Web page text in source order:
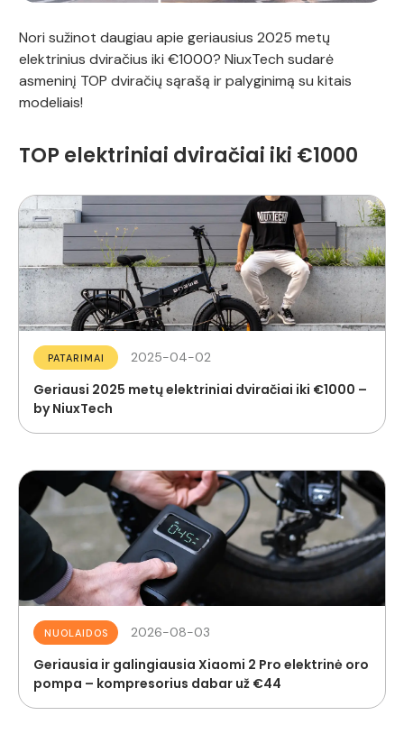
Nori sužinot daugiau apie geriausius 2025 metų
elektrinius dviračius iki €1000? NiuxTech sudarė
asmeninį TOP dviračių sąrašą ir palyginimą su kitais
modeliais!
TOP elektriniai dviračiai iki €1000
PATARIMAI 2025-04-02
Geriausi 2025 metų elektriniai dviračiai iki €1000 –
by NiuxTech
NUOLAIDOS 2026-08-03
Geriausia ir galingiausia Xiaomi 2 Pro elektrinė oro
pompa – kompresorius dabar už €44